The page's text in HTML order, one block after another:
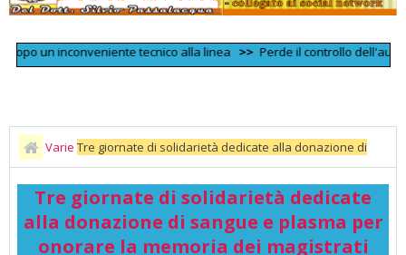
un inconveniente tecnico alla linea >> Perde il controllo dell'auto e
Varie Tre giornate di solidarietà dedicate alla donazione di
sangue e plasma per onorare la memoria dei magistrati Giovanni
Falcone, Paolo Borsellino e Rosario Angelo Livatino, tragicamente
Tre giornate di solidarietà dedicate
alla donazione di sangue e plasma per
onorare la memoria dei magistrati